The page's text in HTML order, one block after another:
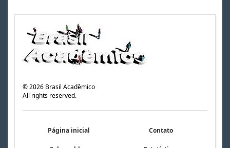
©2026 Brasil Acadêmico
All rights reserved.
Página inicial Contato